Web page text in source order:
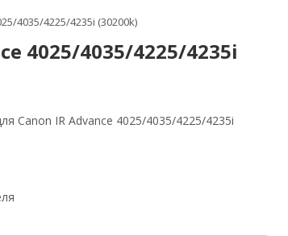
4035/4225/4235i (30200k)
4025/4035/4225/4235i
Canon IR Advance 4025/4035/4225/4235i